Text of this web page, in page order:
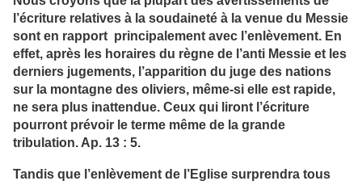
l’écriture relatives à la soudaineté à la venue du Messie
sont en rapport principalement avec l’enlèvement. En
effet, après les horaires du règne de l’anti Messie et les
derniers jugements, l’apparition du juge des nations
sur la montagne des oliviers, même-si elle est rapide,
ne sera plus inattendue. Ceux qui liront l’écriture
pourront prévoir le terme même de la grande
tribulation. Ap. 13 : 5.
Tandis que l’enlèvement de l’Eglise surprendra tous